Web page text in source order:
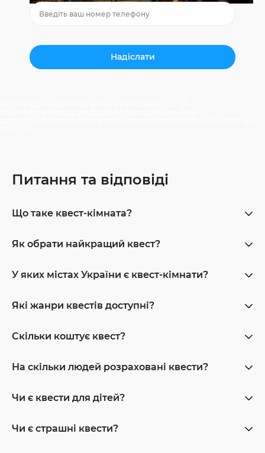
Питання та відповіді
Що таке квест-кімната?
Як обрати найкращий квест?
У яких містах України є квест-кімнати?
Які жанри квестів доступні?
Скільки коштує квест?
На скільки людей розраховані квести?
Чи є квести для дітей?
Чи є страшні квести?